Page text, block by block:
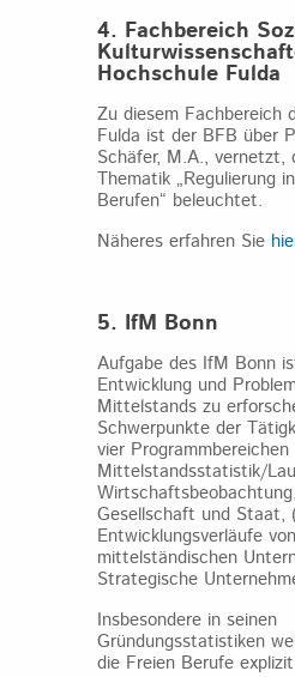
4. Fachbereich
Hochschule Fulda
Zu diesem Fachbereich
Fulda ist der BFB über
Schäfer, M.A., vernetzt,
Thematik „Regulierung
Berufen“ beleuchtet.
Näheres erfahren Sie
5. IfM Bonn
Aufgabe des IfM Bonn
Entwicklung und
Mittelstands zu
Schwerpunkte der
vier Programmbereichen
Mittelstandsstatistik/
Gesellschaft und Staat,
Entwicklungsverläufe von
mittelständischen
Strategische
Insbesondere in seinen
Gründungsstatistiken
die Freien Berufe